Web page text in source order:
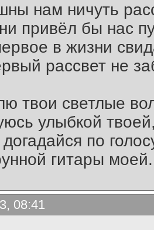
нам ничуть
привёл бы нас
в жизни
рассвет не
твои светлые
улыбкой
по
гитары моей.
08:41